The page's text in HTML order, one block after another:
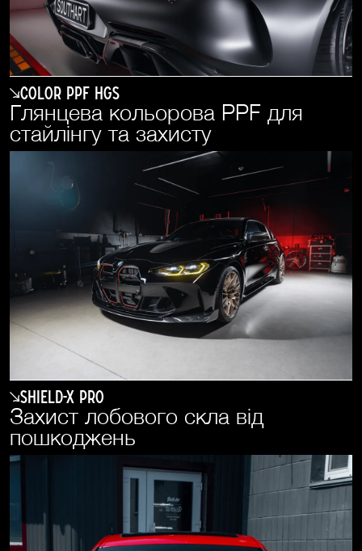
COLOR PPF HGS
Глянцева кольорова PPF для
стайлінгу та захисту
SHIELD-X PRO
Захист лобового скла від
пошкоджень